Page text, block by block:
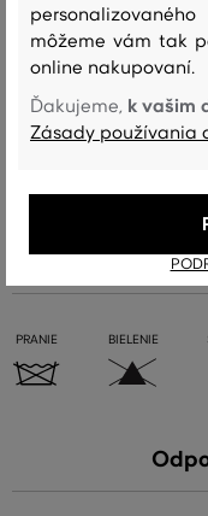
vrchný materiál
MERINO VLNA
PRANIE BIELENIE
môžeme vám tak
online nakupovaní.
Ďakujeme, k vašim
Zásady používania